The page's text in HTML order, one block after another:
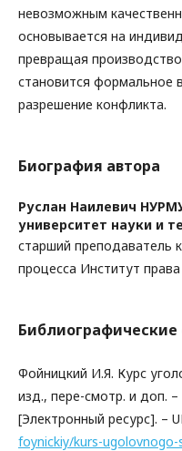
невозможным
основывается на
превращая
становится формальное
разрешение конфликта.
Биография автора
Руслан Наилевич
университет науки и
cтарший преподаватель
процесса Институт права
Библиографические
Фойницкий И.Я. Курс
изд., пере-смотр. и доп.
[Электронный ресурс]. –
foynickiy/kurs-